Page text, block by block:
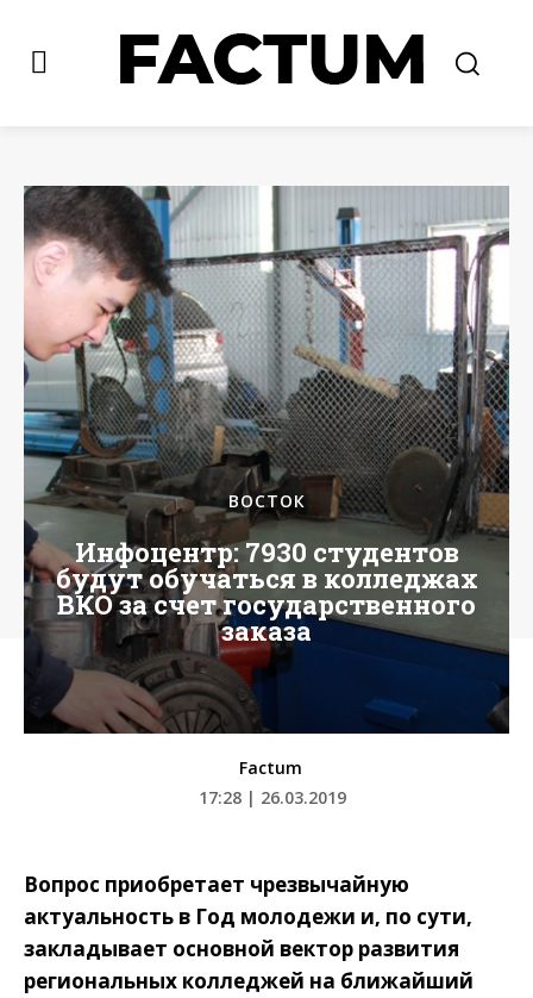
ВОСТОК
Инфоцентр: 7930 студентов
будут обучаться в колледжах
ВКО за счет государственного
заказа
Factum
17:28 | 26.03.2019
Вопрос приобретает чрезвычайную
актуальность в Год молодежи и, по сути,
закладывает основной вектор развития
региональных колледжей на ближайший